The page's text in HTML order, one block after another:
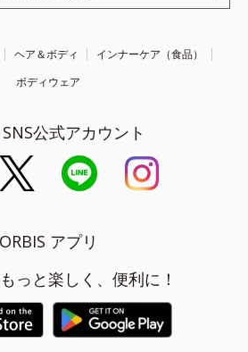
ヘア＆ボディ
インナーケア（食品）
ボディウェア
公式アカウント
ORBIS アプリ
っと楽しく、便利に！